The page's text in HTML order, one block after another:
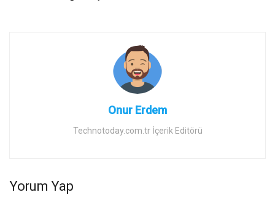
Onur Erdem
Technotoday.com.tr İçerik Editörü
Yorum Yap